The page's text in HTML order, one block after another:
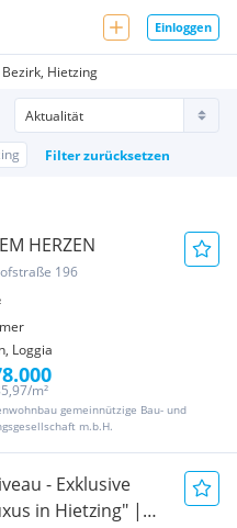
Einloggen
Hietzing
Filter zurücksetzen
HERZEN
196
Loggia
gemeinnützige Bau- und
m.b.H.
m²
- Exklusive
in Hietzing" |